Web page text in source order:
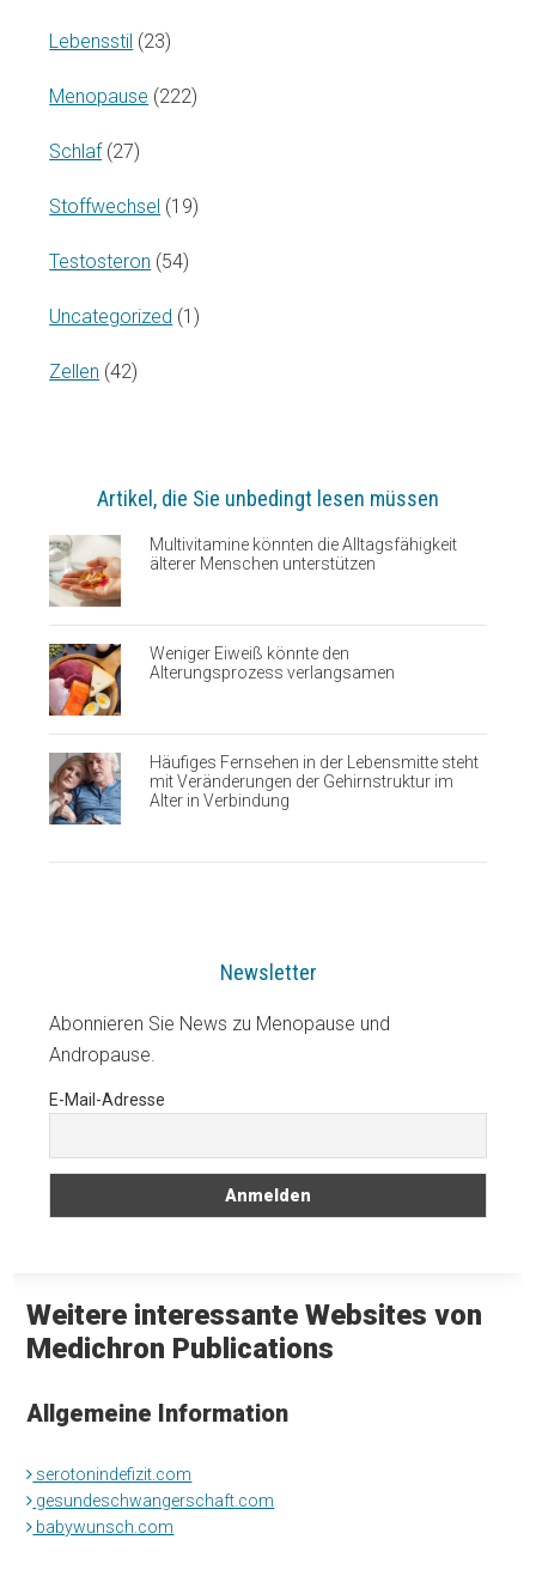
Lebensstil (23)
Menopause (222)
Schlaf (27)
Stoffwechsel (19)
Testosteron (54)
Uncategorized (1)
Zellen (42)
Artikel, die Sie unbedingt lesen müssen
Multivitamine könnten die Alltagsfähigkeit
älterer Menschen unterstützen
Weniger Eiweiß könnte den
Alterungsprozess verlangsamen
Häufiges Fernsehen in der Lebensmitte steht
mit Veränderungen der Gehirnstruktur im
Alter in Verbindung
Newsletter
Abonnieren Sie News zu Menopause und
Andropause.
E-Mail-Adresse
Weitere interessante Websites von
Medichron Publications
Allgemeine Information
serotonindefizit.com
gesundeschwangerschaft.com
babywunsch.com